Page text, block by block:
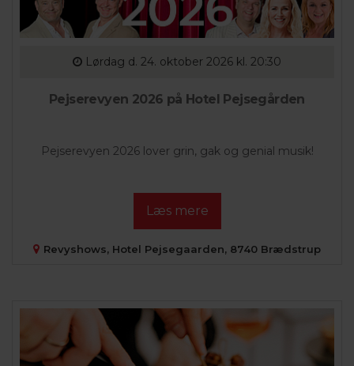
Lørdag d. 24. oktober 2026 kl. 20:30
Pejserevyen 2026 på Hotel Pejsegården
Pejserevyen 2026 lover grin, gak og genial musik!
Læs mere
Revyshows, Hotel Pejsegaarden, 8740 Brædstrup